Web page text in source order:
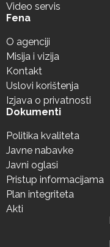
Video servis
Fena
O agenciji
Misija i vizija
Kontakt
Uslovi korištenja
Izjava o privatnosti
Dokumenti
Politika kvaliteta
Javne nabavke
Javni oglasi
Pristup informacijama
Plan integriteta
Akti